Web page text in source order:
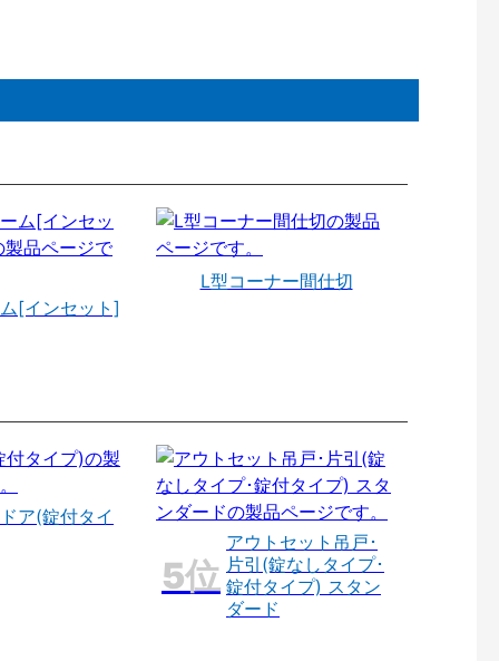
[インセット]
L型コーナー間仕切
ア(錠付タイ
アウトセット吊戸･
片引(錠なしタイプ･
錠付タイプ) スタン
ダード